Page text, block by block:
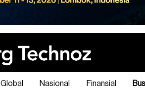
Global Nasional Finansial